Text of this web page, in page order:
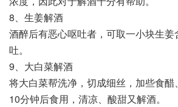
8、生姜解酒
酒醉后有恶心呕吐者，可取一小块生
吐。
9、大白菜解酒
将大白菜帮洗净，切成细丝，加些食
10分钟后食用，清凉、酸甜又解酒。